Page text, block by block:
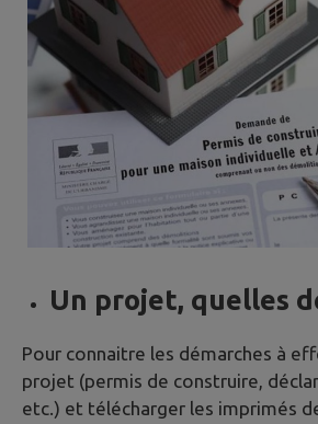
Un projet, quelles
Pour connaitre les démarches à
projet (permis de construire,
etc.) et télécharger les imprimés